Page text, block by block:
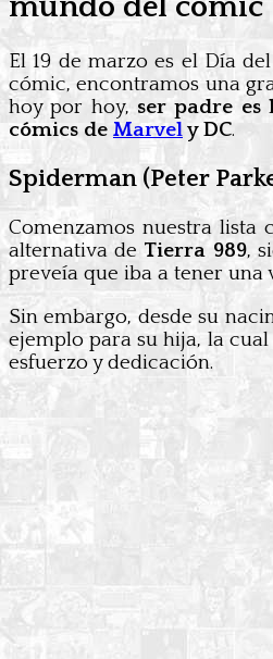
mundo del cómic
El 19 de marzo es el Día
cómic, encontramos una
hoy por hoy, ser padre es
cómics de Marvely DC.
Spiderman (Peter
Comenzamos nuestra lista
alternativa de Tierra 989,
preveía que iba a tener una
Sin embargo, desde su
ejemplo para su hija, la
esfuerzo y dedicación.